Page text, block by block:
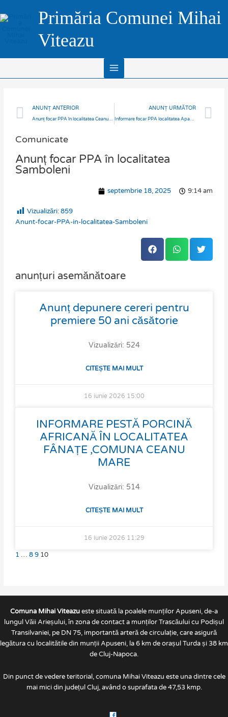
to
Primăria Comunei Mihai
Viteazu
Menu
Prev
ANUNȚ ANTERIOR
Anunț focar PPA în localitatea Ceanu Mic
ANUNȚ URMĂTOR
Informare focar PPA localitatea Apahida
Comunicate
Anunț focar PPA în localitatea
Samboleni
septembrie 18, 2025 9:14 am
Vizualizări: 859
Anunt-focar-PPA-in-localitatea-Samboleni
anunțuri asemănătoare
Anunț depunere cereri pentru
premiere 50 ani căsătorie
Vizualizări: 524
CITEȘTE MAI MULT
16 iunie 2026 15:00
INFORMARE PESTĂ PORCINĂ
AFRICANĂ ÎN LOCALITATEA
FÂNAȚE ,COMUNA CEANU
MARE
Vizualizări: 514
CITEȘTE MAI MULT
16 iunie 2026 11:29
1 … 8 9 10
Comuna Mihai Viteazueste situată la poalele munților Apuseni, de-a
lungul Văii Arieșului, în zona de contact a munților Trascăului cu Podișul
Transilvaniei, pe DN 75, importantă arteră de circulație, care asigură
legătura cu localitătile din munții Apuseni, la 6 km de orașul Turda și 38 km
de Cluj-Napoca.
Din punct de vedere teritorial, comuna Mihai Viteazu este una dintre cele
mai mici din județul Cluj, având o suprafata de 47,53 kmp.